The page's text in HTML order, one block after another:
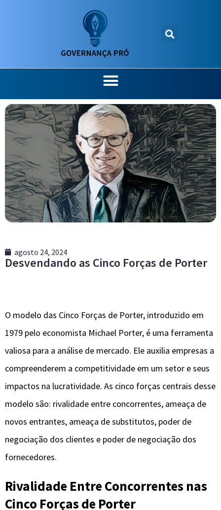
agosto 24, 2024
Desvendando as Cinco Forças de Porter
O modelo das Cinco Forças de Porter, introduzido em
1979 pelo economista Michael Porter, é uma ferramenta
valiosa para a análise de mercado. Ele auxilia empresas a
compreenderem a competitividade em um setor e seus
impactos na lucratividade. As cinco forças centrais desse
modelo são: rivalidade entre concorrentes, ameaça de
novos entrantes, ameaça de substitutos, poder de
negociação dos clientes e poder de negociação dos
fornecedores.
Rivalidade Entre Concorrentes nas
Cinco Forças de Porter